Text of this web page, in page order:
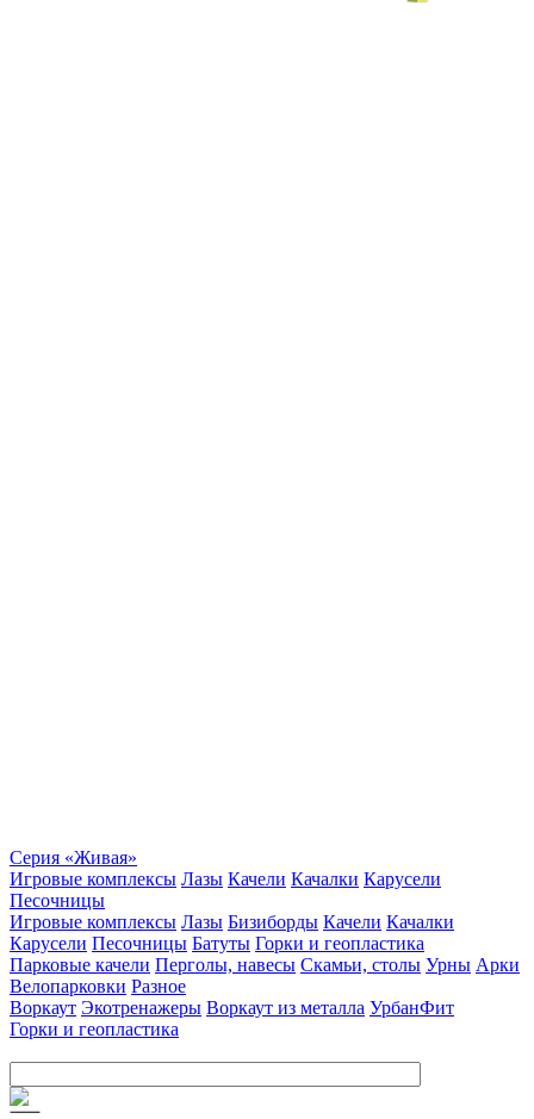
Серия «Живая»
Игровые комплексы Лазы Качели Качалки Карусели
Песочницы
Игровые комплексы Лазы Бизиборды Качели Качалки
Карусели Песочницы Батуты Горки и геопластика
Парковые качели Перголы, навесы Скамьи, столы Урны Арки
Велопарковки Разное
Воркаут Экотренажеры Воркаут из металла УрбанФит
Горки и геопластика